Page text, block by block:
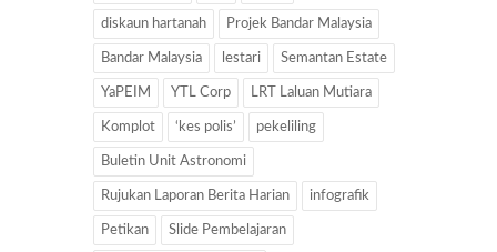
diskaun hartanah Projek Bandar Malaysia
Bandar Malaysia lestari Semantan Estate
YaPEIM YTL Corp LRT Laluan Mutiara
Komplot ‘kes polis’ pekeliling
Buletin Unit Astronomi
Rujukan Laporan Berita Harian infografik
Petikan Slide Pembelajaran